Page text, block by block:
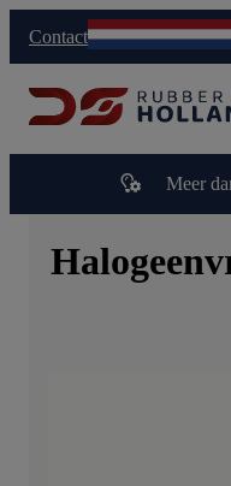
Contact
Meer